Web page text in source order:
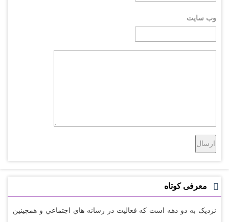
وب سایت
معرفی کوتاه
نزديک به دو دهه است که فعاليت در رسانه هاي اجتماعي و همچينين